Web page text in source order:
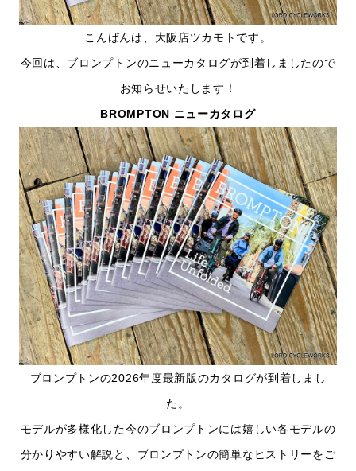
こんばんは、大阪店ツカモトです。
今回は、ブロンプトンのニューカタログが到着しましたので
お知らせいたします！
BROMPTON ニューカタログ
ブロンプトンの2026年度最新版のカタログが到着しまし
た。
モデルが多様化した今のブロンプトンには嬉しい各モデルの
分かりやすい解説と、ブロンプトンの簡単なヒストリーをご